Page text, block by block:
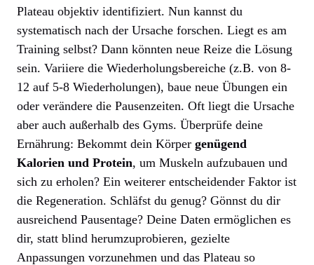
Plateau objektiv identifiziert. Nun kannst du
systematisch nach der Ursache forschen. Liegt es am
Training selbst? Dann könnten neue Reize die Lösung
sein. Variiere die Wiederholungsbereiche (z.B. von 8-
12 auf 5-8 Wiederholungen), baue neue Übungen ein
oder verändere die Pausenzeiten. Oft liegt die Ursache
aber auch außerhalb des Gyms. Überprüfe deine
Ernährung: Bekommt dein Körper genügend
Kalorien und Protein, um Muskeln aufzubauen und
sich zu erholen? Ein weiterer entscheidender Faktor ist
die Regeneration. Schläfst du genug? Gönnst du dir
ausreichend Pausentage? Deine Daten ermöglichen es
dir, statt blind herumzuprobieren, gezielte
Anpassungen vorzunehmen und das Plateau so